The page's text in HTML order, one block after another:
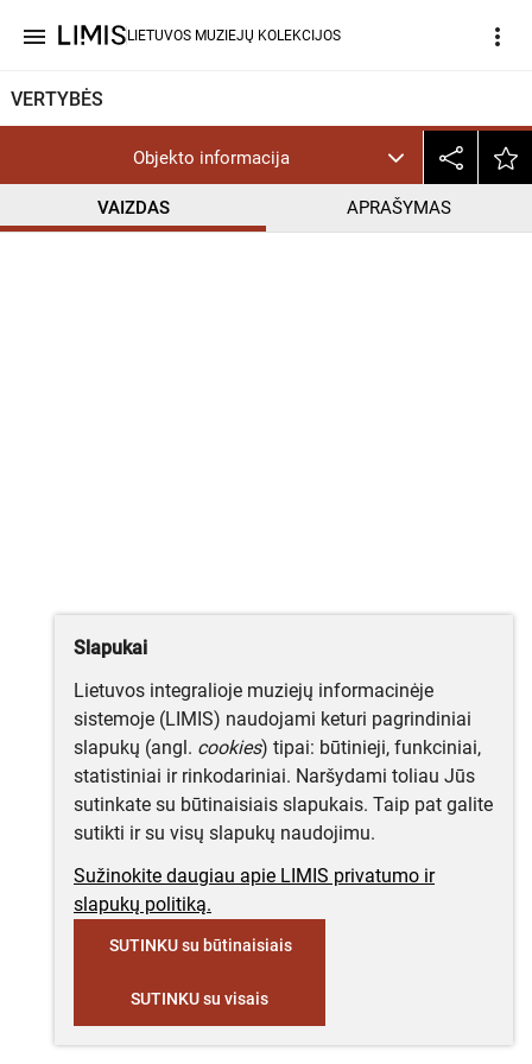
menu LIETUVOS MUZIEJŲ KOLEKCIJOS more_vert
VERTYBĖS
Objekto informacija
VAIZDAS APRAŠYMAS
Slapukai
Lietuvos integralioje muziejų informacinėje
sistemoje (LIMIS) naudojami keturi pagrindiniai
slapukų (angl. cookies) tipai: būtinieji, funkciniai,
statistiniai ir rinkodariniai. Naršydami toliau Jūs
sutinkate su būtinaisiais slapukais. Taip pat galite
sutikti ir su visų slapukų naudojimu.
Sužinokite daugiau apie LIMIS privatumo ir
slapukų politiką.
SUTINKU su būtinaisiais
SUTINKU su visais